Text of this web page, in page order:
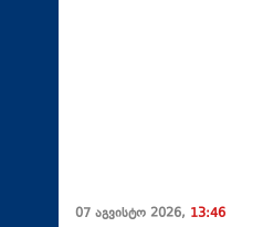
07 აგვისტო 2026, 13:46